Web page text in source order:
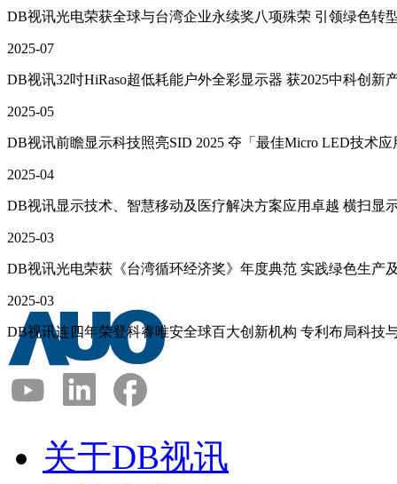
DB视讯光电荣获全球与台湾企业永续奖八项殊荣 引领绿色转
2025-07
DB视讯32吋HiRaso超低耗能户外全彩显示器 获2025中科创新
2025-05
DB视讯前瞻显示科技照亮SID 2025 夺「最佳Micro LED技术应
2025-04
DB视讯显示技术、智慧移动及医疗解决方案应用卓越 横扫显
2025-03
DB视讯光电荣获《台湾循环经济奖》年度典范 实践绿色生产
2025-03
DB视讯连四年荣登科睿唯安全球百大创新机构 专利布局科技
关于DB视讯